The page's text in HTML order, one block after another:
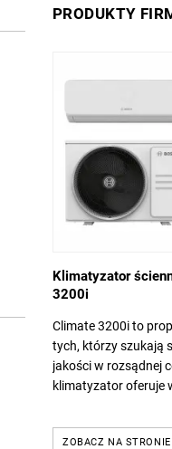
PRODUKTY
Klimatyzator
3200i
Climate 3200i to
tych, którzy szukają
jakości w rozsądnej
klimatyzator oferuje
efektywności
ZOBACZ NA